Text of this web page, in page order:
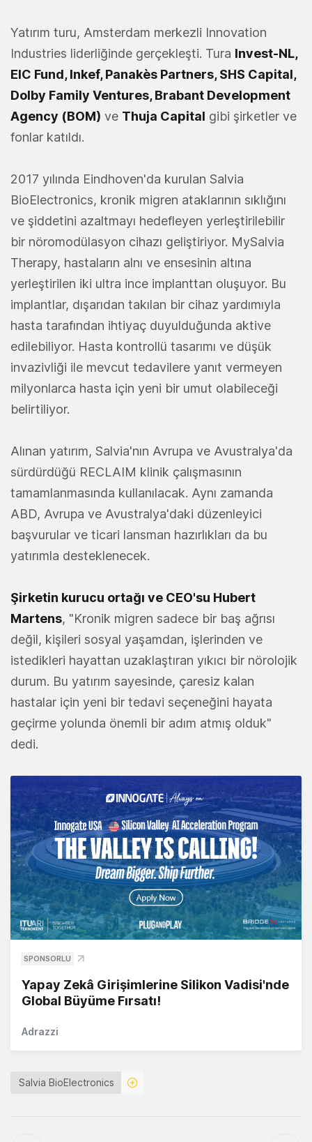
Yatırım turu, Amsterdam merkezli Innovation
Industries liderliğinde gerçekleşti. Tura Invest-NL,
EIC Fund, Inkef, Panakès Partners, SHS Capital,
Dolby Family Ventures, Brabant Development
Agency (BOM) ve Thuja Capital gibi şirketler ve
fonlar katıldı.
2017 yılında Eindhoven'da kurulan Salvia
BioElectronics, kronik migren ataklarının sıklığını
ve şiddetini azaltmayı hedefleyen yerleştirilebilir
bir nöromodülasyon cihazı geliştiriyor. MySalvia
Therapy, hastaların alnı ve ensesinin altına
yerleştirilen iki ultra ince implanttan oluşuyor. Bu
implantlar, dışarıdan takılan bir cihaz yardımıyla
hasta tarafından ihtiyaç duyulduğunda aktive
edilebiliyor. Hasta kontrollü tasarımı ve düşük
invazivliği ile mevcut tedavilere yanıt vermeyen
milyonlarca hasta için yeni bir umut olabileceği
belirtiliyor.
Alınan yatırım, Salvia'nın Avrupa ve Avustralya'da
sürdürdüğü RECLAIM klinik çalışmasının
tamamlanmasında kullanılacak. Aynı zamanda
ABD, Avrupa ve Avustralya'daki düzenleyici
başvurular ve ticari lansman hazırlıkları da bu
yatırımla desteklenecek.
Şirketin kurucu ortağı ve CEO'su Hubert
Martens, "Kronik migren sadece bir baş ağrısı
değil, kişileri sosyal yaşamdan, işlerinden ve
istedikleri hayattan uzaklaştıran yıkıcı bir nörolojik
durum. Bu yatırım sayesinde, çaresiz kalan
hastalar için yeni bir tedavi seçeneğini hayata
geçirme yolunda önemli bir adım atmış olduk"
dedi.
SPONSORLU
Yapay Zekâ Girişimlerine Silikon Vadisi'nde
Global Büyüme Fırsatı!
Adrazzi
Salvia BioElectronics